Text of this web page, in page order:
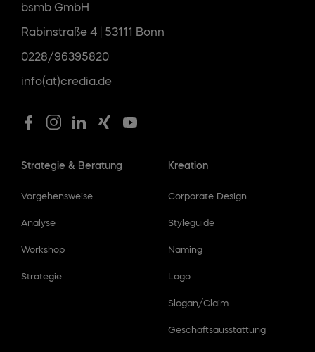
bsmb GmbH
Rabinstraße 4 | 53111 Bonn
0228/96395820
info(at)credia.de
Strategie & Beratung
Vorgehensweise
Analyse
Workshop
Strategie
Kreation
Corporate Design
Styleguide
Naming
Logo
Slogan/Claim
Geschäftsausstattung